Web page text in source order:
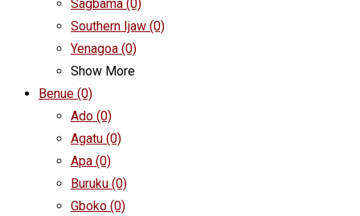
Sagbama (0)
Southern Ijaw (0)
Yenagoa (0)
Show More
Benue (0)
Ado (0)
Agatu (0)
Apa (0)
Buruku (0)
Gboko (0)